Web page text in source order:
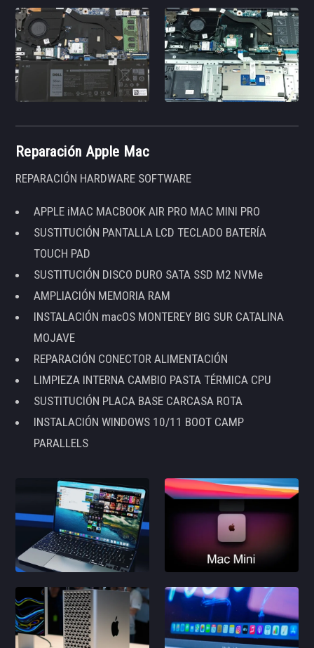
Reparación Apple Mac
REPARACIÓN HARDWARE SOFTWARE
APPLE iMAC MACBOOK AIR PRO MAC MINI PRO
SUSTITUCIÓN PANTALLA LCD TECLADO BATERÍA
TOUCH PAD
SUSTITUCIÓN DISCO DURO SATA SSD M2 NVMe
AMPLIACIÓN MEMORIA RAM
INSTALACIÓN macOS MONTEREY BIG SUR CATALINA
MOJAVE
REPARACIÓN CONECTOR ALIMENTACIÓN
LIMPIEZA INTERNA CAMBIO PASTA TÉRMICA CPU
SUSTITUCIÓN PLACA BASE CARCASA ROTA
INSTALACIÓN WINDOWS 10/11 BOOT CAMP
PARALLELS